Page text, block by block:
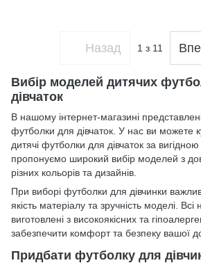
Назад 1 з 11
Вибір моделей дитячих
дівчаток
В нашому інтернет-магазині
футболки для дівчаток. У нас ви можете
дитячі футболки для дівчаток за
пропонуємо широкий вибір моделей з
різних кольорів та дизайнів.
При виборі футболки для дівчинки
якість матеріалу та зручність моделі. Всі
виготовлені з високоякісних та
забезпечити комфорт та безпеку вашої
Придбати футболку для